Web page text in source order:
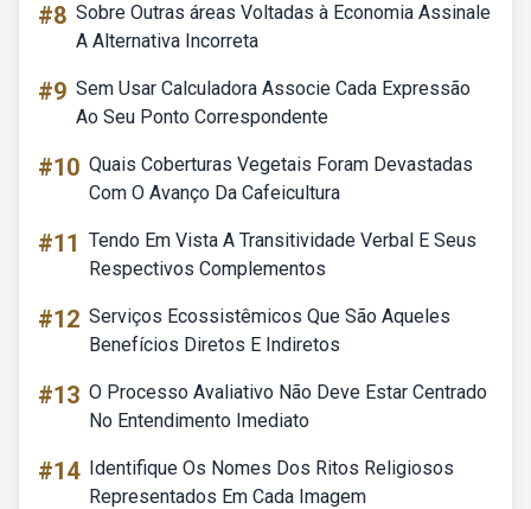
#8 Sobre Outras áreas Voltadas à Economia Assinale
A Alternativa Incorreta
#9 Sem Usar Calculadora Associe Cada Expressão
Ao Seu Ponto Correspondente
#10 Quais Coberturas Vegetais Foram Devastadas
Com O Avanço Da Cafeicultura
#11 Tendo Em Vista A Transitividade Verbal E Seus
Respectivos Complementos
#12 Serviços Ecossistêmicos Que São Aqueles
Benefícios Diretos E Indiretos
#13 O Processo Avaliativo Não Deve Estar Centrado
No Entendimento Imediato
#14 Identifique Os Nomes Dos Ritos Religiosos
Representados Em Cada Imagem